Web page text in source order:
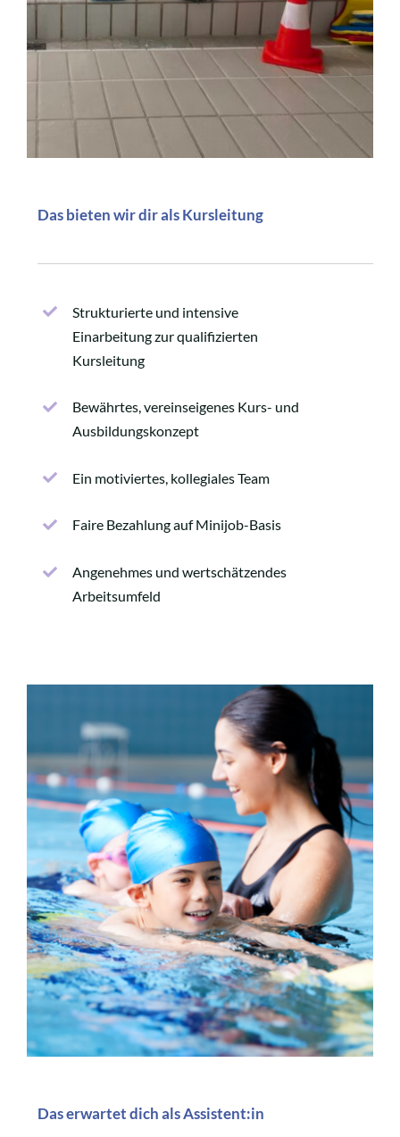
Das bieten wir dir als Kursleitung
Strukturierte und intensive
Einarbeitung zur qualifizierten
Kursleitung
Bewährtes, vereinseigenes Kurs- und
Ausbildungskonzept
Ein motiviertes, kollegiales Team
Faire Bezahlung auf Minijob-Basis
Angenehmes und wertschätzendes
Arbeitsumfeld
Das erwartet dich als Assistent:in